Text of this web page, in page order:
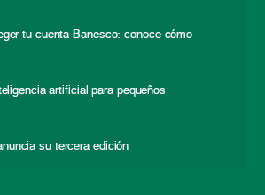
tu cuenta Banesco: conoce cómo
artificial para pequeños
su tercera edición